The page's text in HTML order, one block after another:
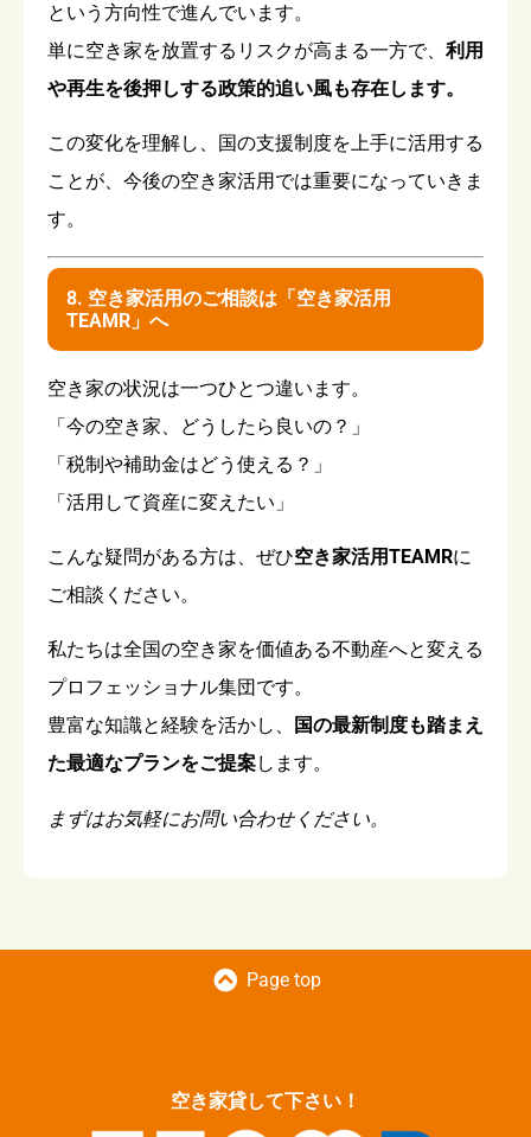
という方向性で進んでいます。
単に空き家を放置するリスクが高まる一方で、 利用
や再生を後押しする政策的追い風も存在します。
この変化を理解し、国の支援制度を上手に活用する
ことが、今後の空き家活用では重要になっていきま
す。
8. 空き家活用のご相談は「空き家活用
TEAMR」へ
空き家の状況は一つひとつ違います。
「今の空き家、どうしたら良いの？」
「税制や補助金はどう使える？」
「活用して資産に変えたい」
こんな疑問がある方は、ぜひ空き家活用TEAMRに
ご相談ください。
私たちは全国の空き家を価値ある不動産へと変える
プロフェッショナル集団です。
豊富な知識と経験を活かし、
国の最新制度も踏まえ
た最適なプランをご提案します。
まずはお気軽にお問い合わせください。
Page top
空き家貸して下さい！